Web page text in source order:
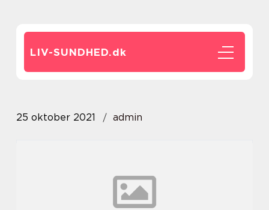
LIV-SUNDHED.dk
25 oktober 2021 admin